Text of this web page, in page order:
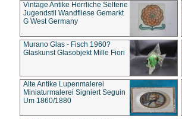
Vintage Antike Herrliche Seltene
Jugendstil Wandfliese Gemarkt
G West Germany
Murano Glas - Fisch 1960?
Glaskunst Glasobjekt Mille Fiori
Alte Antike Lupenmalerei
Miniaturmalerei Signiert Seguin
Um 1860/1880